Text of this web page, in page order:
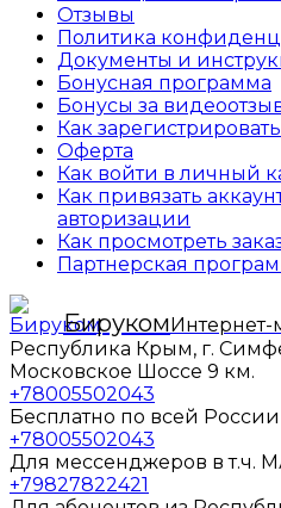
Отзывы
Политика
Документы и
Бонусная программа
Бонусы за
Как
Оферта
Как войти в личный
Как привязать
авторизации
Как просмотреть
Партнерская
БирукомИнтернет-
Республика Крым, г.
Московское Шоссе 9 км.
+78005502043
Бесплатно по всей России
+78005502043
Для мессенджеров в т.ч.
+79827822421